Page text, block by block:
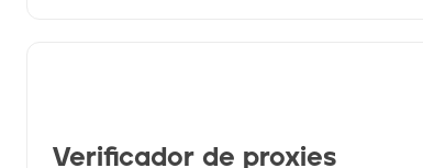
Verificador de proxies